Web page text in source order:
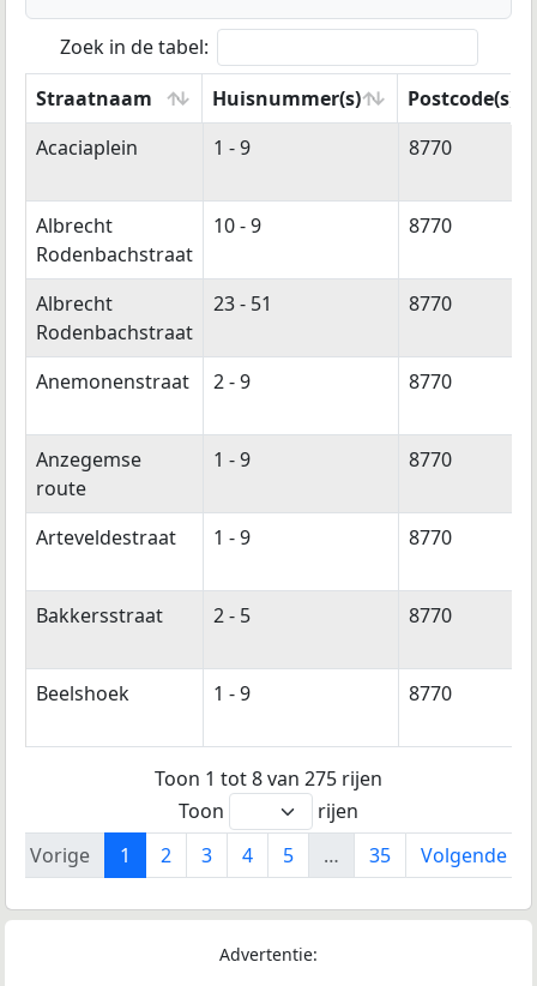
Zoek in de tabel:
Straatnaam
Huisnummer(s)
Postcode(s)
Straatnaam
Huisnummer(s) Postcode(s)
Acaciaplein 1 - 9 8770
Albrecht
Rodenbachstraat
10 - 9 8770
Albrecht
Rodenbachstraat
23 - 51 8770
Anemonenstraat 2 - 9 8770
Anzegemse
route
1 - 9 8770
Arteveldestraat 1 - 9 8770
Bakkersstraat 2 - 5 8770
Beelshoek 1 - 9 8770
Toon 1 tot 8 van 275 rijen
Toon
rijen
Vorige
1 2 3 4 5 … 35 Volgende
Advertentie: